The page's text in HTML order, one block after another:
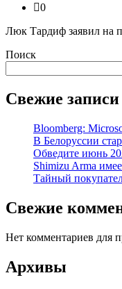
0
Люк Тардиф заявил на
Поиск
Свежие записи
Bloomberg:
В Белоруссии
Обведите июнь
Shimizu Arma
Тайный
Свежие
Нет комментариев для
Архивы